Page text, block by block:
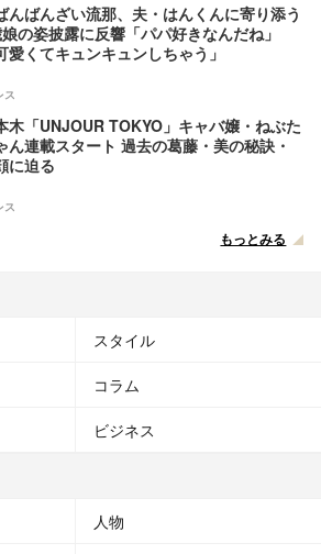
んばんざい流那、夫・はんくんに寄り添う
の姿披露に反響「パパ好きなんだね」
愛くてキュンキュンしちゃう」
ス
木「UNJOUR TOKYO」キャバ嬢・ねぶた
ん連載スタート 過去の葛藤・美の秘訣・
に迫る
ス
もっとみる
スタイル
コラム
ビジネス
人物